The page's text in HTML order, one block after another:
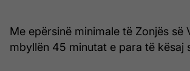
Me epërsinë minimale të Zonjës së
mbyllën 45 minutat e para të kësaj